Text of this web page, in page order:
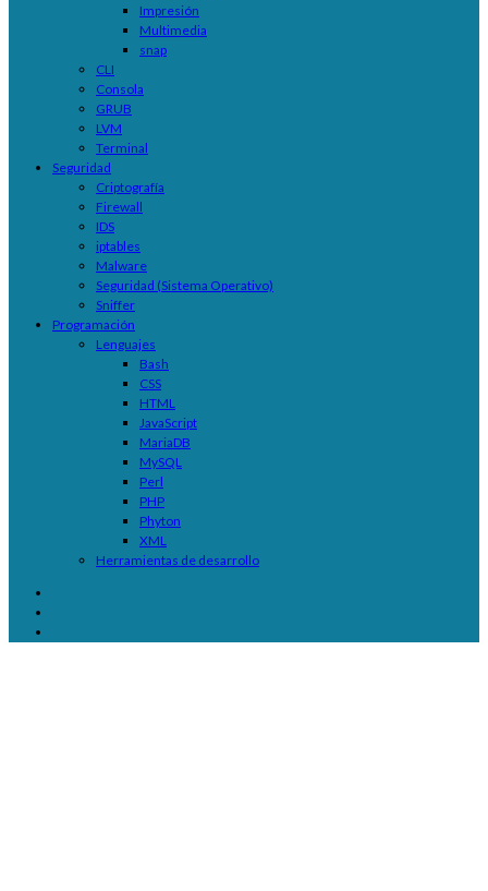
Impresión
Multimedia
snap
CLI
Consola
GRUB
LVM
Terminal
Seguridad
Criptografía
Firewall
IDS
iptables
Malware
Seguridad (Sistema Operativo)
Sniffer
Programación
Lenguajes
Bash
CSS
HTML
JavaScript
MariaDB
MySQL
Perl
PHP
Phyton
XML
Herramientas de desarrollo